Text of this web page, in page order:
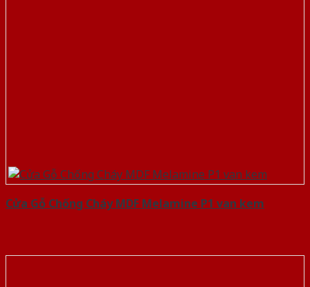
Cửa Gỗ Chống Cháy MDF Melamine P1 van kem